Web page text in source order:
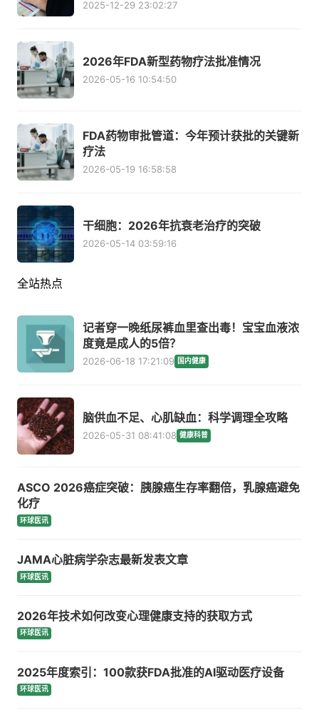
2025-12-29 23:02:27
2026年FDA新型药物疗法批准情况
2026-05-16 10:54:50
FDA药物审批管道：今年预计获批的关键新
疗法
2026-05-19 16:58:58
干细胞：2026年抗衰老治疗的突破
2026-05-14 03:59:16
全站热点
记者穿一晚纸尿裤血里查出毒！宝宝血液浓
度竟是成人的5倍？
2026-06-18 17:21:09 国内健康
脑供血不足、心肌缺血：科学调理全攻略
2026-05-31 08:41:08 健康科普
ASCO 2026癌症突破：胰腺癌生存率翻倍，乳腺癌避免
化疗
环球医讯
JAMA心脏病学杂志最新发表文章
环球医讯
2026年技术如何改变心理健康支持的获取方式
环球医讯
2025年度索引：100款获FDA批准的AI驱动医疗设备
环球医讯